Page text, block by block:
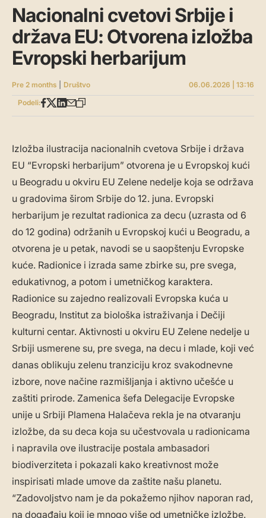
Nacionalni cvetovi Srbije i
država EU: Otvorena izložba
Evropski herbarijum
Pre 2 months Društvo
06.06.2026 | 13:16
Podeli:
Izložba ilustracija nacionalnih cvetova Srbije i država
EU “Evropski herbarijum” otvorena je u Evropskoj kući
u Beogradu u okviru EU Zelene nedelje koja se održava
u gradovima širom Srbije do 12. juna. Evropski
herbarijum je rezultat radionica za decu (uzrasta od 6
do 12 godina) održanih u Evropskoj kući u Beogradu, a
otvorena je u petak, navodi se u saopštenju Evropske
kuće. Radionice i izrada same zbirke su, pre svega,
edukativnog, a potom i umetničkog karaktera.
Radionice su zajedno realizovali Evropska kuća u
Beogradu, Institut za biološka istraživanja i Dečiji
kulturni centar. Aktivnosti u okviru EU Zelene nedelje u
Srbiji usmerene su, pre svega, na decu i mlade, koji već
danas oblikuju zelenu tranziciju kroz svakodnevne
izbore, nove načine razmišljanja i aktivno učešće u
zaštiti prirode. Zamenica šefa Delegacije Evropske
unije u Srbiji Plamena Halačeva rekla je na otvaranju
izložbe, da su deca koja su učestvovala u radionicama
i napravila ove ilustracije postala ambasadori
biodiverziteta i pokazali kako kreativnost može
inspirisati mlade umove da zaštite našu planetu.
“Zadovoljstvo nam je da pokažemo njihov naporan rad,
na događaju koji je mnogo više od umetničke izložbe.